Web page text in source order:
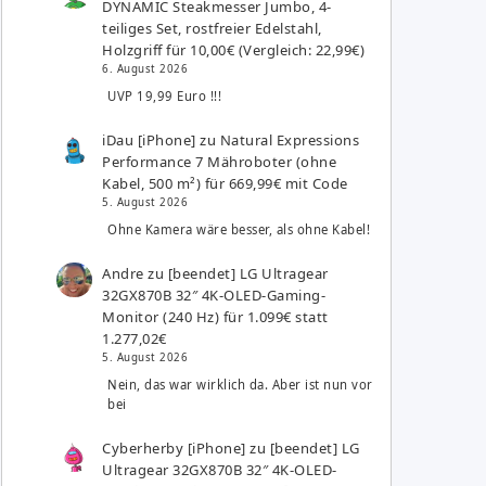
DYNAMIC Steakmesser Jumbo, 4-
teiliges Set, rostfreier Edelstahl,
Holzgriff für 10,00€ (Vergleich: 22,99€)
6. August 2026
UVP 19,99 Euro !!!
iDau [iPhone] zu Natural Expressions
Performance 7 Mähroboter (ohne
Kabel, 500 m²) für 669,99€ mit Code
5. August 2026
Ohne Kamera wäre besser, als ohne Kabel!
Andre zu [beendet] LG Ultragear
32GX870B 32″ 4K-OLED-Gaming-
Monitor (240 Hz) für 1.099€ statt
1.277,02€
5. August 2026
Nein, das war wirklich da. Aber ist nun vor
bei
Cyberherby [iPhone] zu [beendet] LG
Ultragear 32GX870B 32″ 4K-OLED-